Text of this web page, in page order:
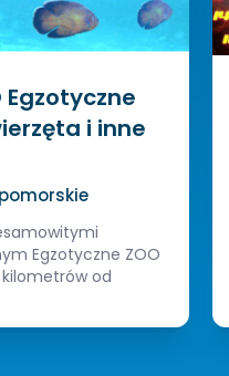
Egzotyczne
i inne
Egzotyczne ZOO
od